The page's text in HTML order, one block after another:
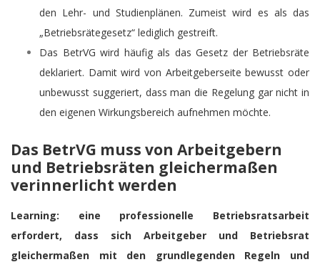
den Lehr- und Studienplänen. Zumeist wird es als das
„Betriebsrätegesetz“ lediglich gestreift.
Das BetrVG wird häufig als das Gesetz der Betriebsräte
deklariert. Damit wird von Arbeitgeberseite bewusst oder
unbewusst suggeriert, dass man die Regelung gar nicht in
den eigenen Wirkungsbereich aufnehmen möchte.
Das BetrVG muss von Arbeitgebern
und Betriebsräten gleichermaßen
verinnerlicht werden
Learning: eine professionelle Betriebsratsarbeit
erfordert, dass sich Arbeitgeber und Betriebsrat
gleichermaßen mit den grundlegenden Regeln und